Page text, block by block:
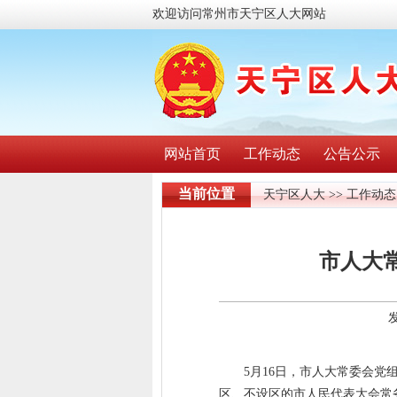
欢迎访问常州市天宁区人大网站
网站首页 工作动态 公告公示
当前位置 天宁区人大>>工作动态
市人大
5月16日，市人大常委会党
区、不设区的市人民代表大会